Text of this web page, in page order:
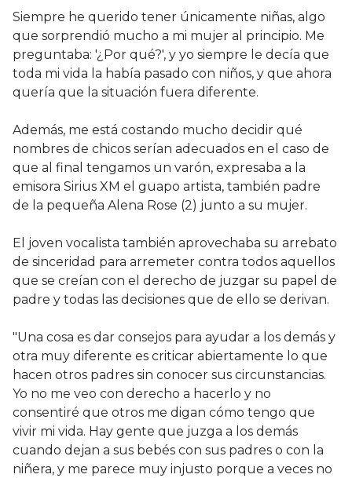
Siempre he querido tener únicamente niñas, algo
que sorprendió mucho a mi mujer al principio. Me
preguntaba: '¿Por qué?', y yo siempre le decía que
toda mi vida la había pasado con niños, y que ahora
quería que la situación fuera diferente.
Además, me está costando mucho decidir qué
nombres de chicos serían adecuados en el caso de
que al final tengamos un varón, expresaba a la
emisora Sirius XM el guapo artista, también padre
de la pequeña Alena Rose (2) junto a su mujer.
El joven vocalista también aprovechaba su arrebato
de sinceridad para arremeter contra todos aquellos
que se creían con el derecho de juzgar su papel de
padre y todas las decisiones que de ello se derivan.
"Una cosa es dar consejos para ayudar a los demás y
otra muy diferente es criticar abiertamente lo que
hacen otros padres sin conocer sus circunstancias.
Yo no me veo con derecho a hacerlo y no
consentiré que otros me digan cómo tengo que
vivir mi vida. Hay gente que juzga a los demás
cuando dejan a sus bebés con sus padres o con la
niñera, y me parece muy injusto porque a veces no